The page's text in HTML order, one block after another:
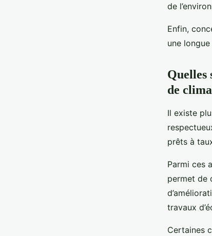
de
Enfin,
une
Quelles
de
Il existe
prêts à
Parmi ces
permet de
travaux
Certaines